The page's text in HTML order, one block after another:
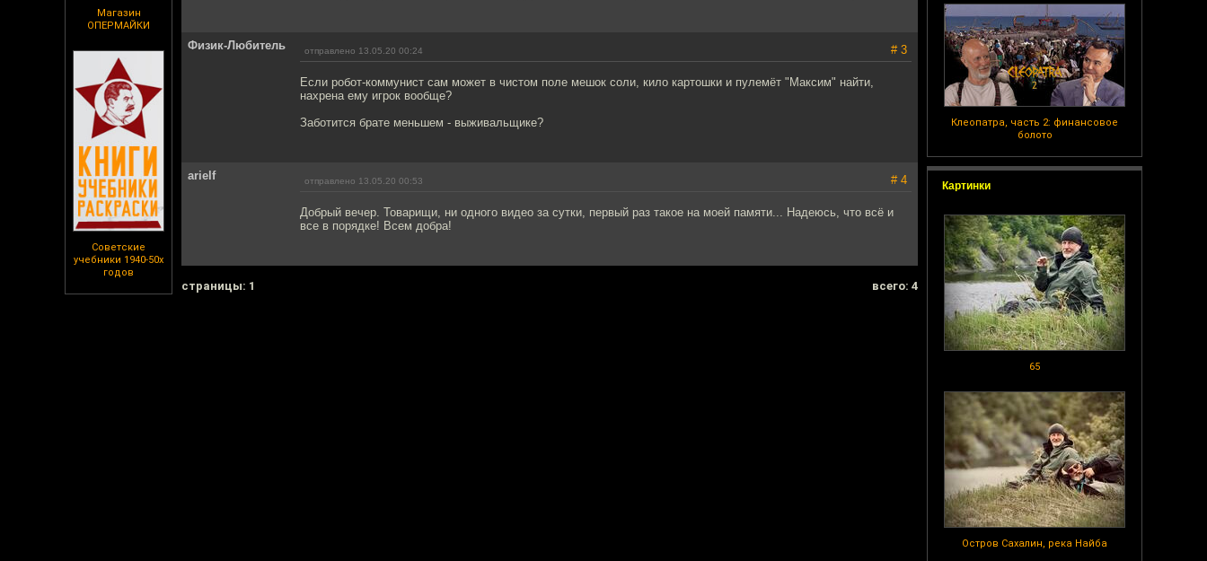
Магазин
ОПЕРМАЙКИ
Советские
учебники 1940-50х
годов
Клеопатра, часть 2: финансовое
болото
Картинки
65
Остров Сахалин, река Найба
Физик-Любитель отправлено 13.05.20 00:24 # 3
Если робот-коммунист сам может в чистом поле мешок соли, кило картошки и пулемёт "Максим" найти,
нахрена ему игрок вообще?
Заботится брате меньшем - выживальщике?
arielf отправлено 13.05.20 00:53 # 4
Добрый вечер. Товарищи, ни одного видео за сутки, первый раз такое на моей памяти... Надеюсь, что всё и
все в порядке! Всем добра!
cтраницы: 1 всего: 4